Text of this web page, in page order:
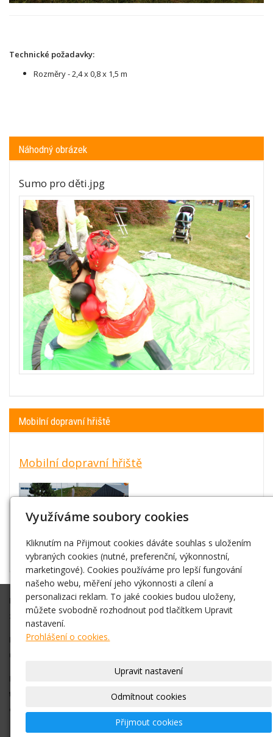
Technické požadavky:
Rozměry -2,4 x 0,8 x 1,5 m
Náhodný obrázek
Sumo pro děti.jpg
Mobilní dopravní hřiště
Mobilní dopravní hřiště
Připravíme Vám akci na klíč, nebo Vám ve spolupráci s Vámi
zajistíme vše co budete potřebovat.
Díky zkušenostem máme dobré kontakty na různá vystoupení,
umělce atd. Vždy se snažíme vše zajistit v nejlepší cenové relaci.
Pro bližší informace, objednání nás neváhejte kontaktovat na
telefonním čísle +420 778 016 767nebo pište na
email
Využíváme soubory cookies
Kliknutím na Přijmout cookies dáváte souhlas s uložením
vybraných cookies (nutné, preferenční, výkonnostní,
marketingové). Cookies používáme pro lepší fungování
našeho webu, měření jeho výkonnosti a cílení a
personalizaci reklam. To jaké cookies budou uloženy,
můžete svobodně rozhodnout pod tlačítkem Upravit
nastavení.
Prohlášení o cookies.
Upravit nastavení
Odmítnout cookies
Přijmout cookies